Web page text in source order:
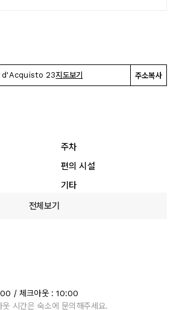
23지도보기 주소복사
주차
편의 시설
기타
전체보기
/ 체크아웃 : 10:00
시간은 숙소에 문의해주세요.